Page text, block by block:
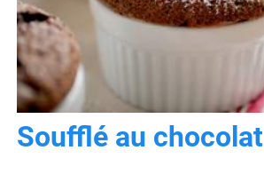
Soufflé au chocolat